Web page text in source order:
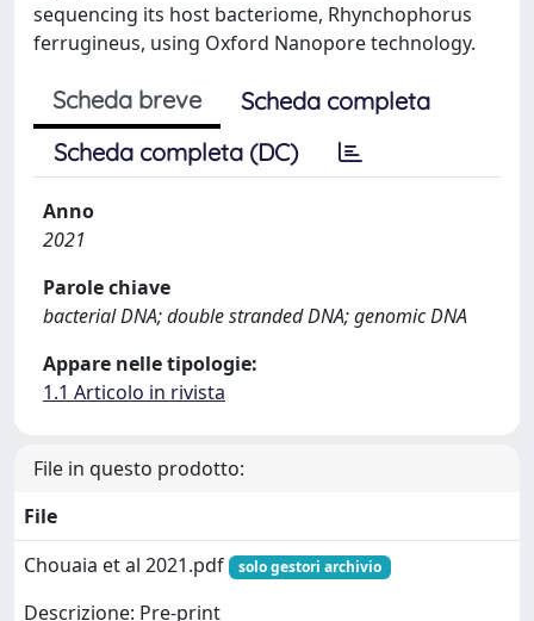
sequencing its host bacteriome, Rhynchophorus
ferrugineus, using Oxford Nanopore technology.
Scheda breve
Scheda completa
Scheda completa (DC)
Anno
2021
Parole chiave
bacterial DNA; double stranded DNA; genomic DNA
Appare nelle tipologie:
1.1 Articolo in rivista
File in questo prodotto:
File
Chouaia et al 2021.pdf
solo gestori archivio
Descrizione: Pre-print